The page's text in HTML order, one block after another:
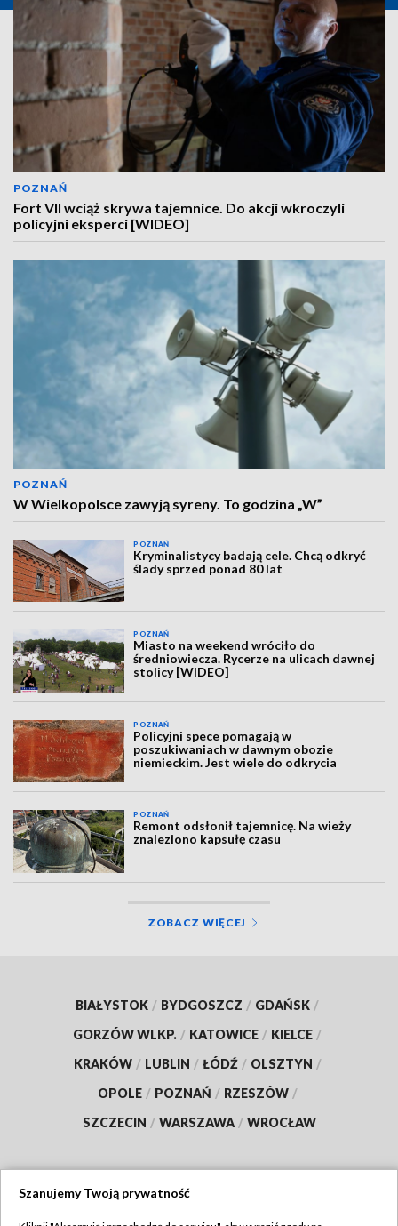
POZNAŃ
Fort VII wciąż skrywa tajemnice. Do akcji wkroczyli
policyjni eksperci [WIDEO]
POZNAŃ
W Wielkopolsce zawyją syreny. To godzina „W”
POZNAŃ
Kryminalistycy badają cele. Chcą odkryć
ślady sprzed ponad 80 lat
POZNAŃ
Miasto na weekend wróciło do
średniowiecza. Rycerze na ulicach dawnej
stolicy [WIDEO]
POZNAŃ
Policyjni spece pomagają w
poszukiwaniach w dawnym obozie
niemieckim. Jest wiele do odkrycia
POZNAŃ
Remont odsłonił tajemnicę. Na wieży
znaleziono kapsułę czasu
ZOBACZ WIĘCEJ
BIAŁYSTOK / BYDGOSZCZ / GDAŃSK /
GORZÓW WLKP. / KATOWICE / KIELCE /
KRAKÓW / LUBLIN / ŁÓDŹ / OLSZTYN /
OPOLE / POZNAŃ / RZESZÓW /
SZCZECIN / WARSZAWA / WROCŁAW
Szanujemy Twoją prywatność